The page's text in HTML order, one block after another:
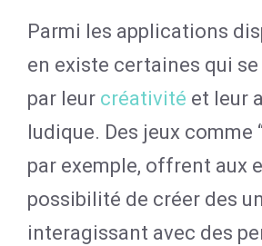
Parmi les applications
en existe certaines qui
par leur créativité et leur
ludique. Des jeux comme
par exemple, offrent aux
possibilité de créer des
interagissant avec des